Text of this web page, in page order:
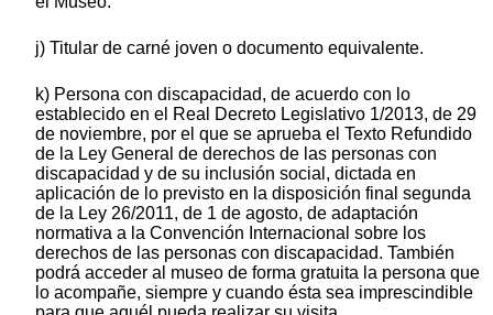
j) Titular de carné joven o documento equivalente.
k) Persona con discapacidad, de acuerdo con lo
establecido en el Real Decreto Legislativo 1/2013, de 29
de noviembre, por el que se aprueba el Texto Refundido
de la Ley General de derechos de las personas con
discapacidad y de su inclusión social, dictada en
aplicación de lo previsto en la disposición final segunda
de la Ley 26/2011, de 1 de agosto, de adaptación
normativa a la Convención Internacional sobre los
derechos de las personas con discapacidad. También
podrá acceder al museo de forma gratuita la persona que
lo acompañe, siempre y cuando ésta sea imprescindible